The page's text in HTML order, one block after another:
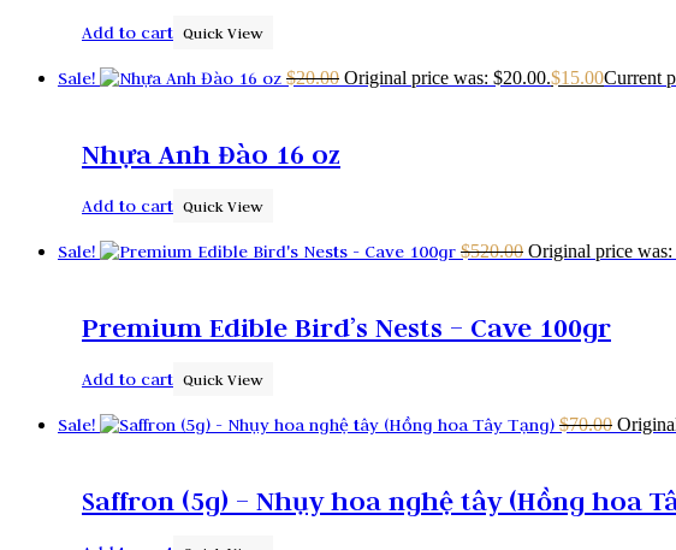
Add to cart Quick View
Sale! $20.00 Original price was: $20.00.$15.00Current
Nhựa Anh Đào 16 oz
Add to cart Quick View
Sale! $520.00 Original price was:
Premium Edible Bird’s Nests – Cave 100gr
Add to cart Quick View
Sale! $70.00
Saffron (5g) – Nhụy hoa nghệ tây (Hồng hoa